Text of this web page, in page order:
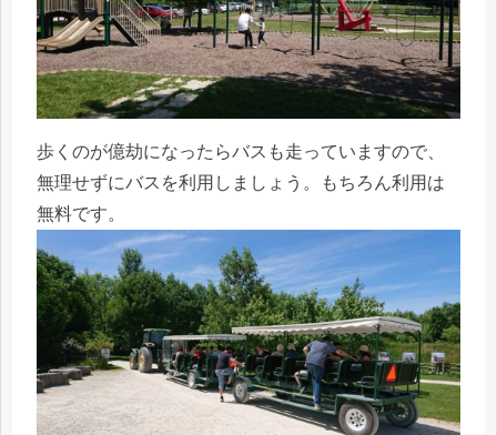
歩くのが億劫になったらバスも走っていますので、
無理せずにバスを利用しましょう。もちろん利用は
無料です。